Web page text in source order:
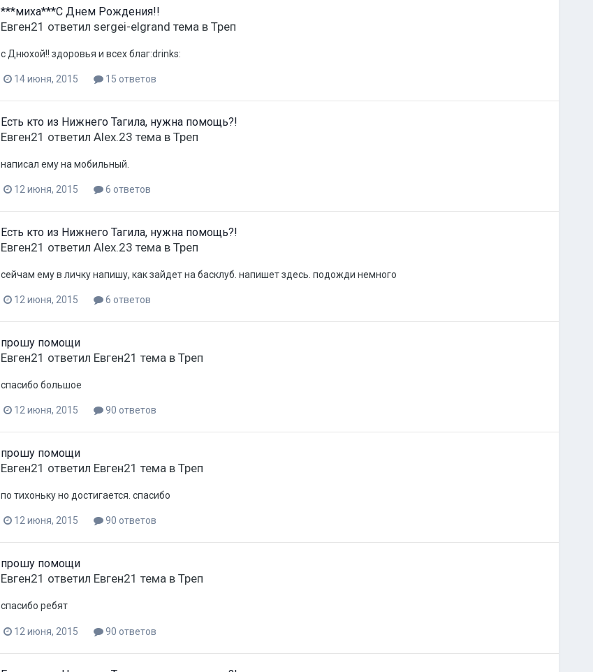
***миха***С Днем Рождения!!
Евген21 ответил sergei-elgrand тема в Треп
с Днюхой!! здоровья и всех благ:drinks:
14 июня, 2015 15 ответов
Есть кто из Нижнего Тагила, нужна помощь?!
Евген21 ответил Alex.23 тема в Треп
написал ему на мобильный.
12 июня, 2015 6 ответов
Есть кто из Нижнего Тагила, нужна помощь?!
Евген21 ответил Alex.23 тема в Треп
сейчам ему в личку напишу, как зайдет на басклуб. напишет здесь. подожди немного
12 июня, 2015 6 ответов
прошу помощи
Евген21 ответил Евген21 тема в Треп
спасибо большое
12 июня, 2015 90 ответов
прошу помощи
Евген21 ответил Евген21 тема в Треп
по тихоньку но достигается. спасибо
12 июня, 2015 90 ответов
прошу помощи
Евген21 ответил Евген21 тема в Треп
спасибо ребят
12 июня, 2015 90 ответов